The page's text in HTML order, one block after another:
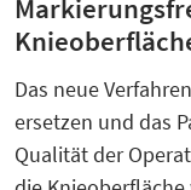
Das neue
ersetzen und das
Qualität der